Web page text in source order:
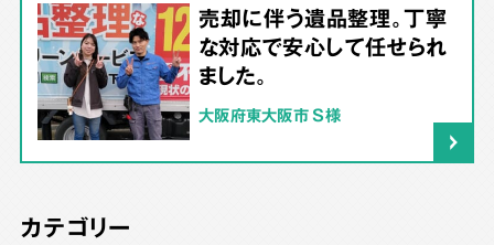
売却に伴う遺品整理。丁寧
な対応で安心して任せられ
ました。
大阪府東大阪市 S様
カテゴリー